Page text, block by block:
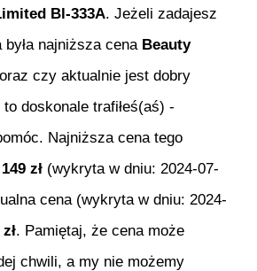
Bl-333A. Jeżeli zadajesz
najniższa cena Beauty
czy aktualnie jest dobry
doskonale trafiłeś(aś) -
Najniższa cena tego
149 zł (wykryta w dniu: 2024-07-
cena (wykryta w dniu: 2024-
zł. Pamiętaj, że cena może
chwili, a my nie możemy